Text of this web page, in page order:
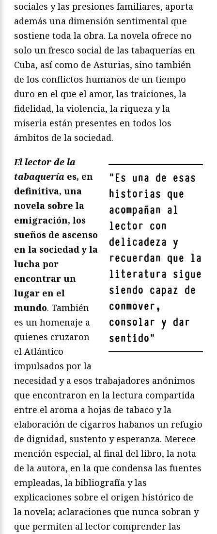
sociales y las presiones familiares, aporta
además una dimensión sentimental que
sostiene toda la obra. La novela ofrece no
solo un fresco social de las tabaquerías en
Cuba, así como de Asturias, sino también
de los conflictos humanos de un tiempo
duro en el que el amor, las traiciones, la
fidelidad, la violencia, la riqueza y la
miseria están presentes en todos los
ámbitos de la sociedad.
"Es una de esas
historias que
acompañan al
lector con
delicadeza y
recuerdan que la
literatura sigue
siendo capaz de
conmover,
consolar y dar
sentido"
El lector de la
tabaquería es, en
definitiva, una
novela sobre la
emigración, los
sueños de ascenso
en la sociedad y la
lucha por
encontrar un
lugar en el
mundo. También
es un homenaje a
quienes cruzaron
el Atlántico
impulsados por la
necesidad y a esos trabajadores anónimos
que encontraron en la lectura compartida
entre el aroma a hojas de tabaco y la
elaboración de cigarros habanos un refugio
de dignidad, sustento y esperanza. Merece
mención especial, al final del libro, la nota
de la autora, en la que condensa las fuentes
empleadas, la bibliografía y las
explicaciones sobre el origen histórico de
la novela; aclaraciones que nunca sobran y
que permiten al lector comprender las